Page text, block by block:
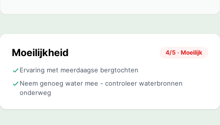
Moeilijkheid 4/5 · Moeilijk
Ervaring met meerdaagse bergtochten
Neem genoeg water mee - controleer waterbronnen
onderweg